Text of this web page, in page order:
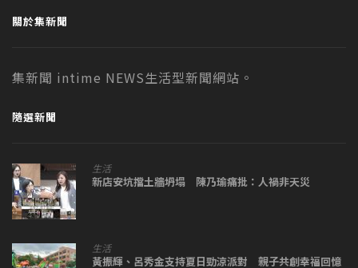
關於集新聞
集新聞 intime NEWS生活型新聞網站。
隨選新聞
生活
新店安坑擋土牆坍塌 陳乃瑜痛批：人禍非天災
生活
黃振輝、呂秀金支持夏日勁涼派對 親子共創幸福回憶